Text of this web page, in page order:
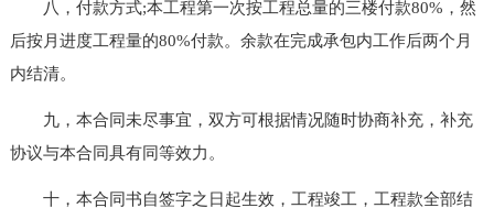
八，付款方式;本工程第一次按工程总量的三楼付款80%，然
后按月进度工程量的80%付款。余款在完成承包内工作后两个月
内结清。
九，本合同未尽事宜，双方可根据情况随时协商补充，补充
协议与本合同具有同等效力。
十，本合同书自签字之日起生效，工程竣工，工程款全部结